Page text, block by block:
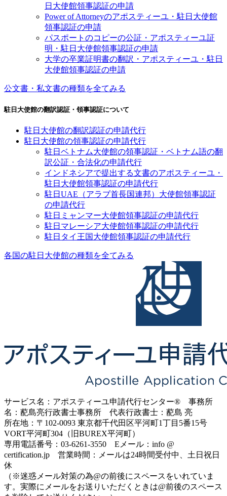
日大使館領事認証の申請
Power of Attorneyのアポスティーユ・駐日大使館
領事認証の申請
パスポートのコピーの公証・アポスティーユ証
明・駐日大使館領事認証の申請
大学の卒業証明書の翻訳・アポスティーユ・駐日
大使館領事認証の申請
公文書・私文書の種類を全てみる
駐日大使館の翻訳認証・領事認証について
駐日大使館の翻訳認証の申請代行
駐日大使館の領事認証の申請代行
駐日ベトナム大使館の領事認証・ベトナム語の翻
訳公証・合法化の申請代行
インドネシアで提出する文書のアポスティーユ・
駐日大使館領事認証の申請代行
駐日UAE（アラブ首長国連邦）大使館領事認証
の申請代行
駐日ミャンマー大使館領事認証の申請代行
駐日マレーシア大使館領事認証の申請代行
駐日タイ王国大使館領事認証の申請代行
各国の駐日大使館の種類を全てみる
サービス名：アポスティーユ申請代行センター® 事務所
名：蓜島亮行政書士事務所 代表行政書士：蓜島 亮
所在地：〒102-0093 東京都千代田区平河町1丁目5番15号
VORT平河町304（旧BUREX平河町）
専用電話番号：03-6261-3550 Eメール：info @
certification.jp 営業時間：メールは24時間受付中、土日祝日
休
（※迷惑メール対策の為@の前後にスペースをいれていま
す。実際にメールをお送りいただくときは@前後のスペース